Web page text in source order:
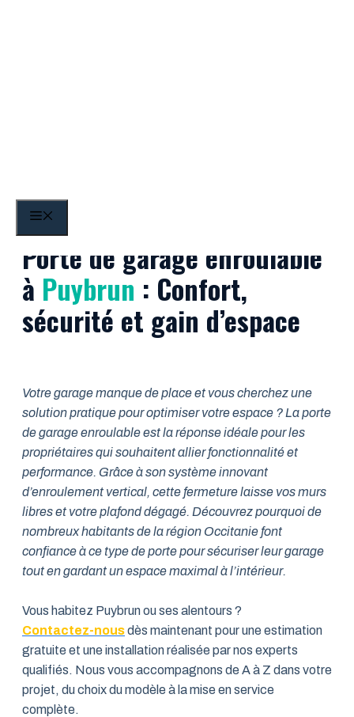
Porte de garage enroulable
à Puybrun : Confort,
sécurité et gain d’espace
Votre garage manque de place et vous cherchez une
solution pratique pour optimiser votre espace ? La porte
de garage enroulable est la réponse idéale pour les
propriétaires qui souhaitent allier fonctionnalité et
performance. Grâce à son système innovant
d’enroulement vertical, cette fermeture laisse vos murs
libres et votre plafond dégagé. Découvrez pourquoi de
nombreux habitants de la région Occitanie font
confiance à ce type de porte pour sécuriser leur garage
tout en gardant un espace maximal à l’intérieur.
Vous habitez Puybrun ou ses alentours ?
Contactez-nousdès maintenant pour une estimation
gratuite et une installation réalisée par nos experts
qualifiés. Nous vous accompagnons de A à Z dans votre
projet, du choix du modèle à la mise en service
complète.